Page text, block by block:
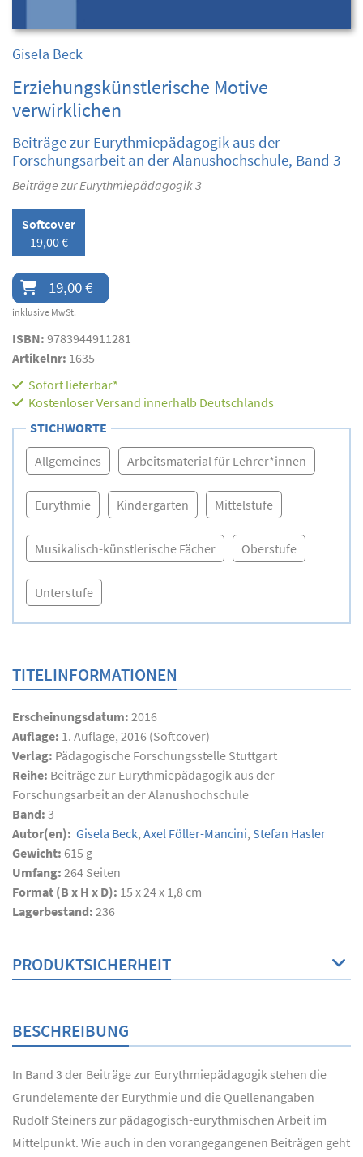
Gisela Beck
Erziehungskünstlerische Motive
verwirklichen
Beiträge zur Eurythmiepädagogik aus der
Forschungsarbeit an der Alanushochschule, Band 3
Beiträge zur Eurythmiepädagogik 3
Softcover
19,00 €
19,00 €
inklusive MwSt.
ISBN: 9783944911281
Artikelnr: 1635
Sofort lieferbar*
Kostenloser Versand innerhalb Deutschlands
STICHWORTE
Allgemeines Arbeitsmaterial für Lehrer*innen
Eurythmie Kindergarten Mittelstufe
Musikalisch-künstlerische Fächer Oberstufe
Unterstufe
TITELINFORMATIONEN
Erscheinungsdatum: 2016
Auflage: 1. Auflage, 2016 (Softcover)
Verlag: Pädagogische Forschungsstelle Stuttgart
Reihe: Beiträge zur Eurythmiepädagogik aus der
Forschungsarbeit an der Alanushochschule
Band: 3
Autor(en): Gisela Beck, Axel Föller-Mancini, Stefan Hasler
Gewicht: 615 g
Umfang: 264 Seiten
Format (B x H x D): 15 x 24 x 1,8 cm
Lagerbestand: 236
PRODUKTSICHERHEIT
BESCHREIBUNG
In Band 3 der Beiträge zur Eurythmiepädagogik stehen die
Grundelemente der Eurythmie und die Quellenangaben
Rudolf Steiners zur pädagogisch-eurythmischen Arbeit im
Mittelpunkt. Wie auch in den vorangegangenen Beiträgen geht